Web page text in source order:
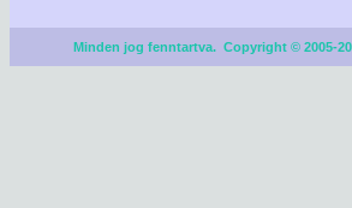
Minden jog fenntartva. Copyright © 2005-